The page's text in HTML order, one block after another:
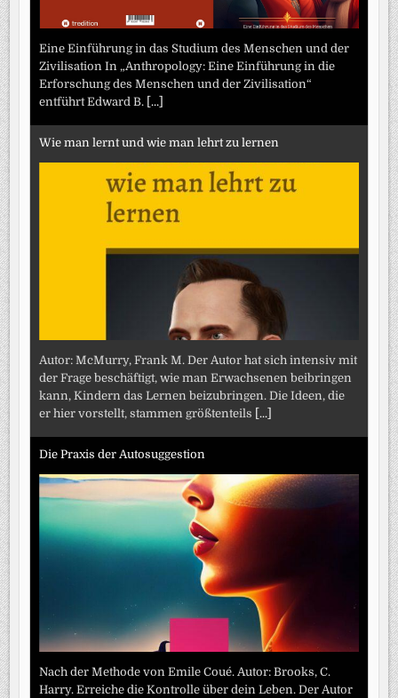
Eine Einführung in das Studium des Menschen und der
Zivilisation In „Anthropology: Eine Einführung in die
Erforschung des Menschen und der Zivilisation“
entführt Edward B. [...]
Wie man lernt und wie man lehrt zu lernen
Autor: McMurry, Frank M. Der Autor hat sich intensiv mit
der Frage beschäftigt, wie man Erwachsenen beibringen
kann, Kindern das Lernen beizubringen. Die Ideen, die
er hier vorstellt, stammen größtenteils [...]
Die Praxis der Autosuggestion
Nach der Methode von Emile Coué. Autor: Brooks, C.
Harry. Erreiche die Kontrolle über dein Leben. Der Autor